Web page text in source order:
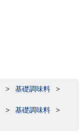
> 基礎調味料
>
> 基礎調味料
>